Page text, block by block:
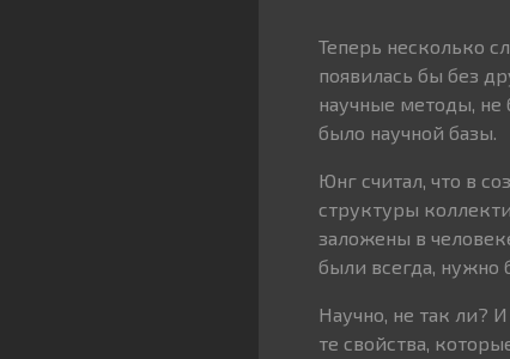
Теперь несколько
появилась бы без
научные методы, не
было научной базы.
Юнг считал, что в
структуры
заложены в
были всегда, нужно
Научно, не так ли?
те свойства,